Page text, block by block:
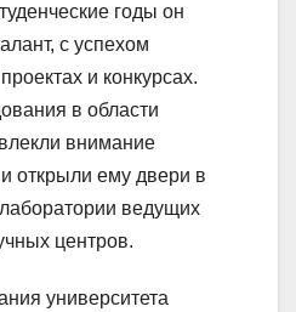
годы он
с успехом
и конкурсах.
в области
внимание
открыли ему двери в
ведущих
центров.
университета